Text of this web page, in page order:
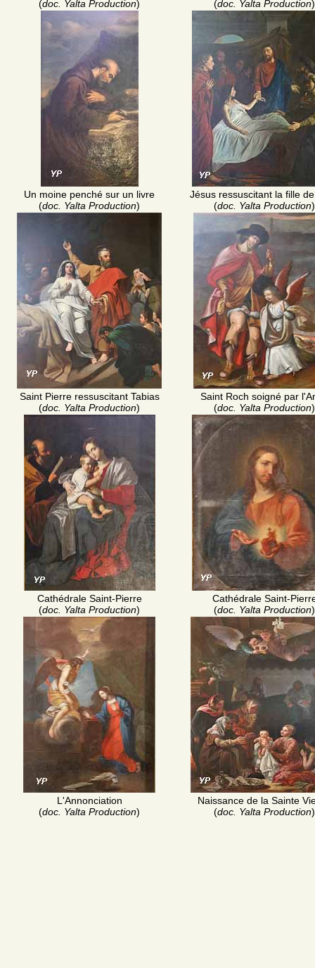
(doc. Yalta Production) (doc. Yalta Production)
Un moine penché sur un livre
(doc. Yalta Production)
Jésus ressuscitant la fille
(doc. Yalta Production)
Saint Pierre ressuscitant Tabias
(doc. Yalta Production)
Saint Roch soigné par
(doc. Yalta Production)
Cathédrale Saint-Pierre
(doc. Yalta Production)
Cathédrale Saint-
(doc. Yalta Production)
L'Annonciation
(doc. Yalta Production)
Naissance de la Sainte
(doc. Yalta Production)